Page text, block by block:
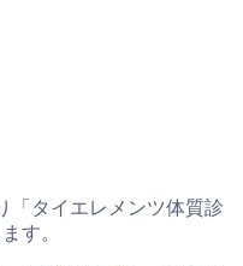
「タイエレメンツ体質診
す。